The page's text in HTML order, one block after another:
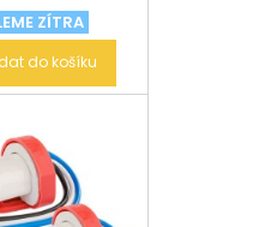
ZÍTRA
do košíku